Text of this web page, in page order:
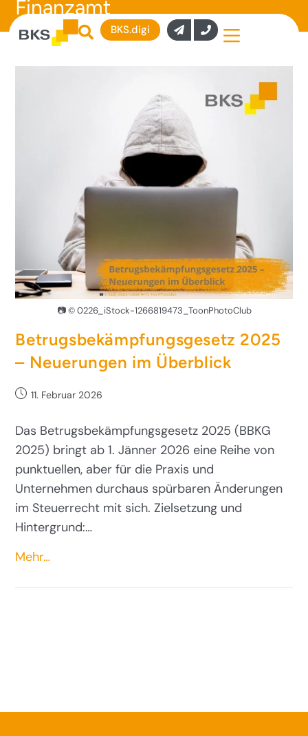
BKS.digi
Finanzamt
📷 © 0226_iStock-1266819473_ToonPhotoClub
Betrugsbekämpfungsgesetz 2025
– Neuerungen im Überblick
11. Februar 2026
Das Betrugsbekämpfungsgesetz 2025 (BBKG
2025) bringt ab 1. Jänner 2026 eine Reihe von
punktuellen, aber für die Praxis und
Unternehmen durchaus spürbaren Änderungen
im Steuerrecht mit sich. Zielsetzung und
Hintergrund:…
Mehr…